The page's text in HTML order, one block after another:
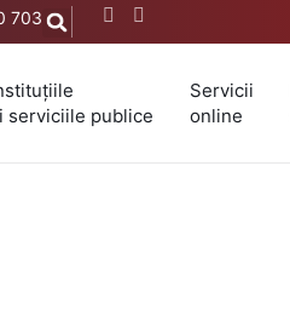
703
serviciile publice
Servicii
online